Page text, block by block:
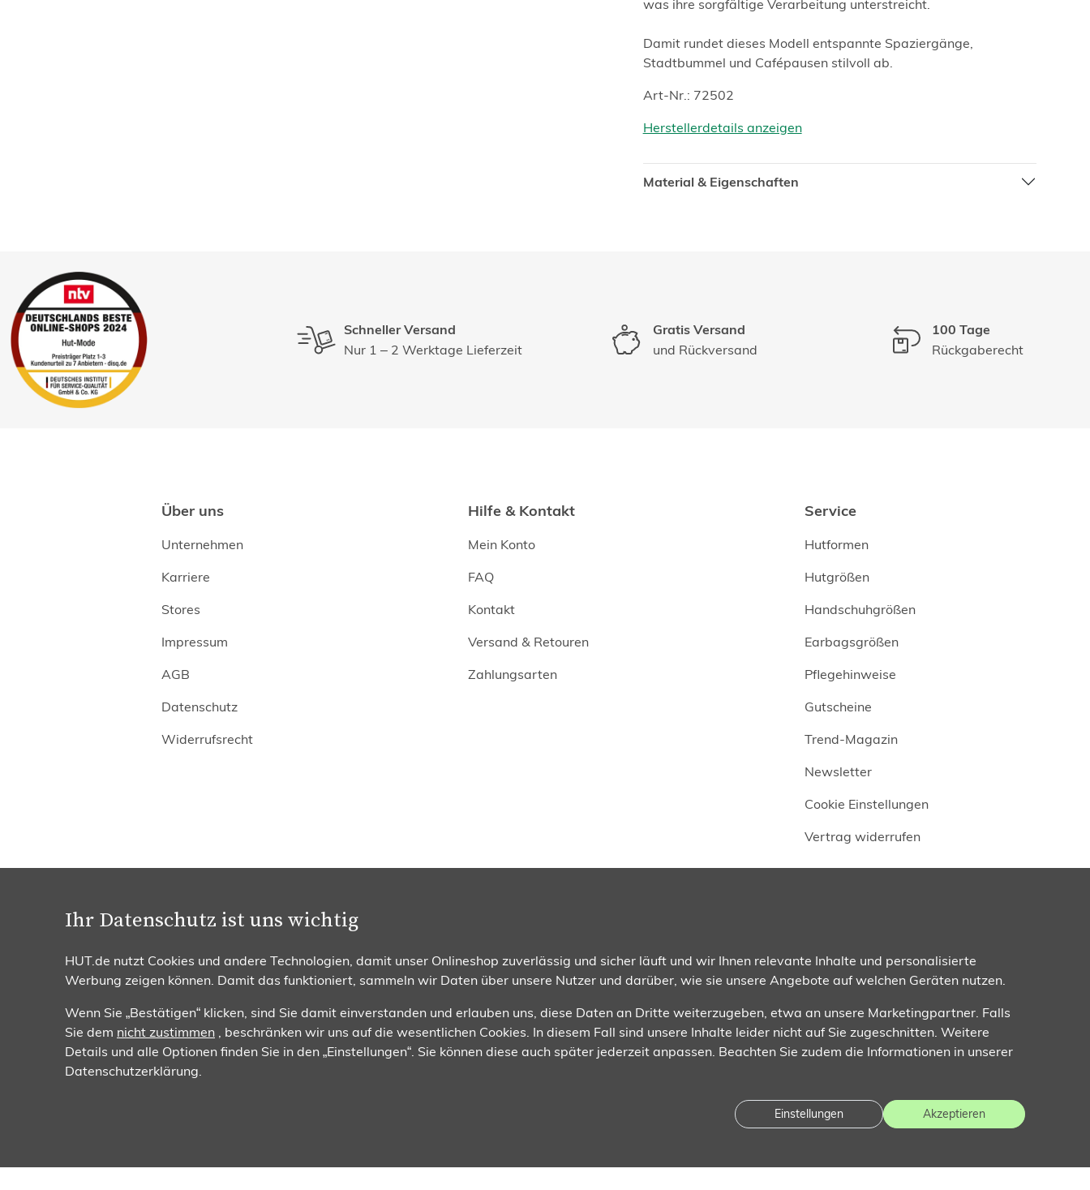
Ihr Datenschutz ist uns wichtig
HUT.de nutzt Cookies und andere Technologien, damit unser Onlineshop zuverlässig und sicher läuft und wir Ihnen relevante Inhalte und personalisierte
Werbung zeigen können. Damit das funktioniert, sammeln wir Daten über unsere Nutzer und darüber, wie sie unsere Angebote auf welchen Geräten nutzen.
Wenn Sie „Bestätigen“ klicken, sind Sie damit einverstanden und erlauben uns, diese Daten an Dritte weiterzugeben, etwa an unsere Marketingpartner. Falls
Sie dem nicht zustimmen , beschränken wir uns auf die wesentlichen Cookies. In diesem Fall sind unsere Inhalte leider nicht auf Sie zugeschnitten. Weitere
Details und alle Optionen finden Sie in den „Einstellungen“. Sie können diese auch später jederzeit anpassen. Beachten Sie zudem die Informationen in unserer
Datenschutzerklärung.
Einstellungen Akzeptieren
was ihre sorgfältige Verarbeitung unterstreicht.
Damit rundet dieses Modell entspannte Spaziergänge,
Stadtbummel und Cafépausen stilvoll ab.
Art-Nr.: 72502
Herstellerdetails anzeigen
Material & Eigenschaften
Schneller Versand
Nur 1 – 2 Werktage Lieferzeit
Gratis Versand
und Rückversand
100 Tage
Rückgaberecht
Über uns
Unternehmen
Karriere
Stores
Impressum
AGB
Datenschutz
Widerrufsrecht
Hilfe & Kontakt
Mein Konto
FAQ
Kontakt
Versand & Retouren
Zahlungsarten
Service
Hutformen
Hutgrößen
Handschuhgrößen
Earbagsgrößen
Pflegehinweise
Gutscheine
Trend-Magazin
Newsletter
Cookie Einstellungen
Vertrag widerrufen
Beratung & Bestellung
0251 / 932 169 95
Mo. - Fr. 08:00 - 17:00 Uhr
Zahlungsmethoden